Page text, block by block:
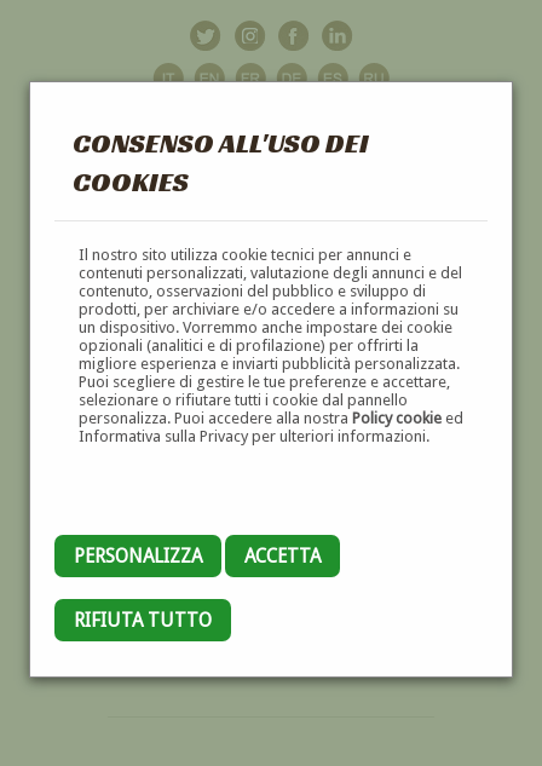
CONSENSO ALL'USO DEI
COOKIES
Il nostro sito utilizza cookie tecnici per annunci e
contenuti personalizzati, valutazione degli annunci e del
contenuto, osservazioni del pubblico e sviluppo di
prodotti, per archiviare e/o accedere a informazioni su
un dispositivo. Vorremmo anche impostare dei cookie
opzionali (analitici e di profilazione) per offrirti la
migliore esperienza e inviarti pubblicità personalizzata.
Puoi scegliere di gestire le tue preferenze e accettare,
selezionare o rifiutare tutti i cookie dal pannello
personalizza. Puoi accedere alla nostra Policy cookieed
Informativa sulla Privacy per ulteriori informazioni.
PERSONALIZZA ACCETTA
RIFIUTA TUTTO
GALLERIAD'ARTE
DIPINTI E SCULTURE '800 E '900